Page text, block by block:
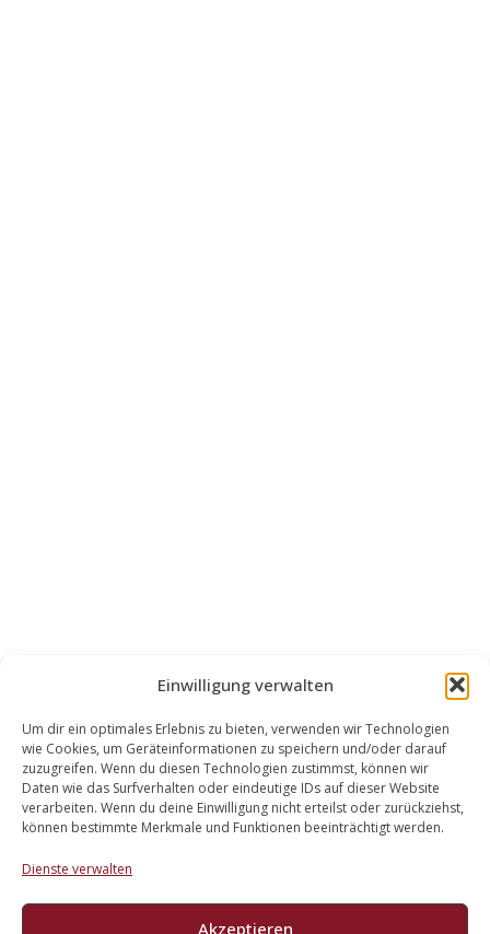
Einwilligung verwalten
Um dir ein optimales Erlebnis zu bieten, verwenden wir Technologien
wie Cookies, um Geräteinformationen zu speichern und/oder darauf
zuzugreifen. Wenn du diesen Technologien zustimmst, können wir
Daten wie das Surfverhalten oder eindeutige IDs auf dieser Website
verarbeiten. Wenn du deine Einwilligung nicht erteilst oder zurückziehst,
können bestimmte Merkmale und Funktionen beeinträchtigt werden.
Dienste verwalten
Akzeptieren
WALEK RECHTSANWÄLT​​E
Bachstraße 13
56727 Mayen
02651 98 900
info@walek-rechtsanwaelte.de